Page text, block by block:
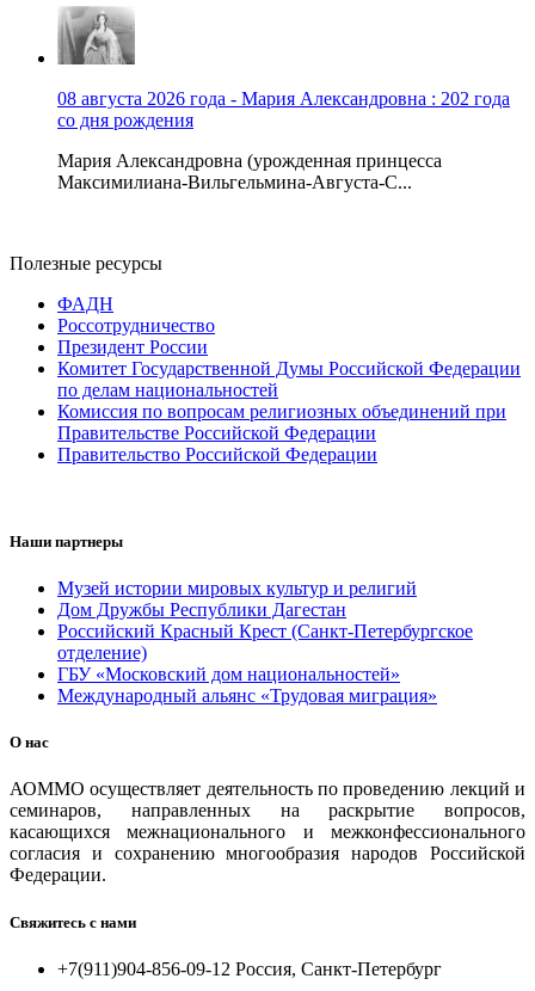
08 августа 2026 года - Мария Александровна : 202 года
со дня рождения
Мария Александровна (урожденная принцесса
Максимилиана-Вильгельмина-Августа-С...
Полезные ресурсы
ФАДН
Россотрудничество
Президент России
Комитет Государственной Думы Российской Федерации
по делам национальностей
Комиссия по вопросам религиозных объединений при
Правительстве Российской Федерации
Правительство Российской Федерации
Наши партнеры
Музей истории мировых культур и религий
Дом Дружбы Республики Дагестан
Российский Красный Крест (Санкт-Петербургское
отделение)
ГБУ «Московский дом национальностей»
Международный альянс «Трудовая миграция»
О нас
АОММО осуществляет деятельность по проведению лекций и
семинаров, направленных на раскрытие вопросов,
касающихся межнационального и межконфессионального
согласия и сохранению многообразия народов Российской
Федерации.
Свяжитесь с нами
+7(911)904-856-09-12 Россия, Санкт-Петербург